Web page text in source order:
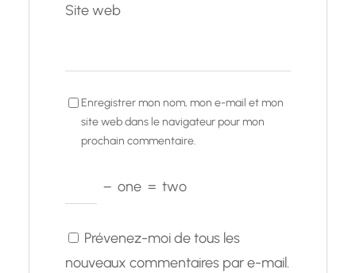
Site web
Enregistrer mon nom, mon e-mail et mon
site web dans le navigateur pour mon
prochain commentaire.
− one = two
Prévenez-moi de tous les
nouveaux commentaires par e-mail.